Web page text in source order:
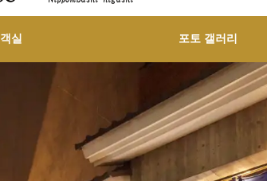
객실 포토 갤러리